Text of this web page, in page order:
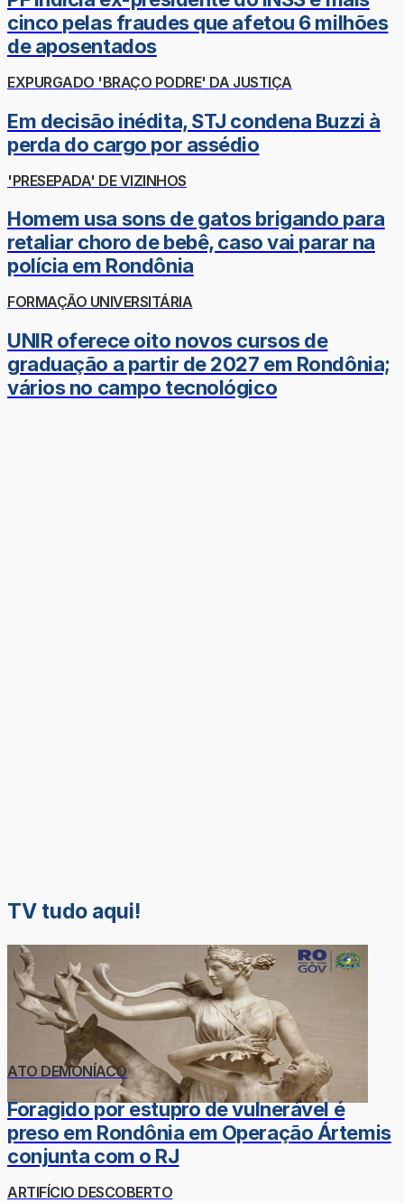
cinco pelas fraudes que afetou 6 milhões
de aposentados
EXPURGADO 'BRAÇO PODRE' DA JUSTIÇA
Em decisão inédita, STJ condena Buzzi à
perda do cargo por assédio
'PRESEPADA' DE VIZINHOS
Homem usa sons de gatos brigando para
retaliar choro de bebê, caso vai parar na
polícia em Rondônia
FORMAÇÃO UNIVERSITÁRIA
UNIR oferece oito novos cursos de
graduação a partir de 2027 em Rondônia;
vários no campo tecnológico
TV tudo aqui!
ATO DEMONÍACO
Foragido por estupro de vulnerável é
preso em Rondônia em Operação Ártemis
conjunta com o RJ
ARTIFÍCIO DESCOBERTO